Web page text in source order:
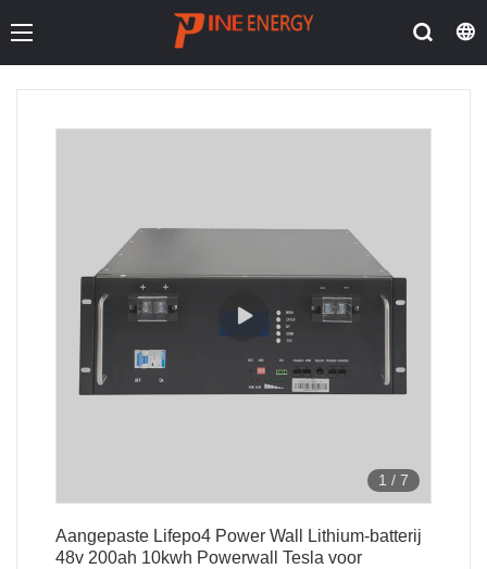
1 / 7
Aangepaste Lifepo4 Power Wall Lithium-batterij
48v 200ah 10kwh Powerwall Tesla voor